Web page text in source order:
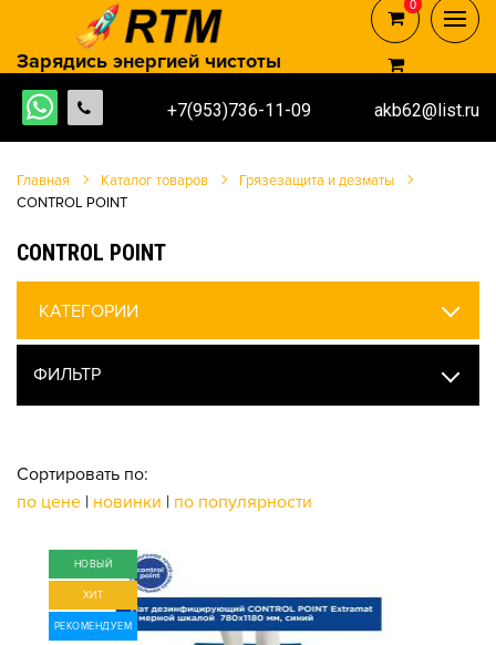
+7(953)736-11-09 akb62@list.ru
Зарядись энергией чистоты
0
0
Главная Каталог товаров
Грязезащита и дезматы
CONTROL POINT
CONTROL POINT
КАТЕГОРИИ
ФИЛЬТР
Сортировать по:
по цене | новинки | по популярности
НОВЫЙ
ХИТ
РЕКОМЕНДУЕМ